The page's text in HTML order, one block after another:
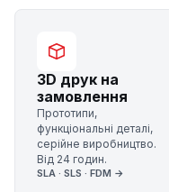
3D друк на
замовлення
Прототипи,
функціональні деталі,
серійне виробництво.
Від 24 годин.
SLA · SLS · FDM →